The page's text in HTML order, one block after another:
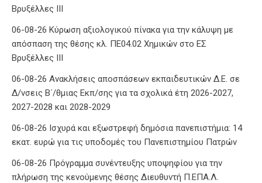
Βρυξέλλες ΙΙΙ
06-08-26 Κύρωση αξιολογικού πίνακα για την κάλυψη με
απόσπαση της θέσης κλ. ΠΕ04.02 Χημικών στο ΕΣ
Βρυξέλλες ΙΙΙ
06-08-26 Ανακλήσεις αποσπάσεων εκπαιδευτικών Δ.Ε. σε
Δ/νσεις Β΄/θμιας Εκπ/σης για τα σχολικά έτη 2026-2027,
2027-2028 και 2028-2029
06-08-26 Ισχυρά και εξωστρεφή δημόσια πανεπιστήμια: 14
εκατ. ευρώ για τις υποδομές του Πανεπιστημίου Πατρών
06-08-26 Πρόγραμμα συνέντευξης υποψηφίου για την
πλήρωση της κενούμενης θέσης Διευθυντή Π.ΕΠΑ.Λ.